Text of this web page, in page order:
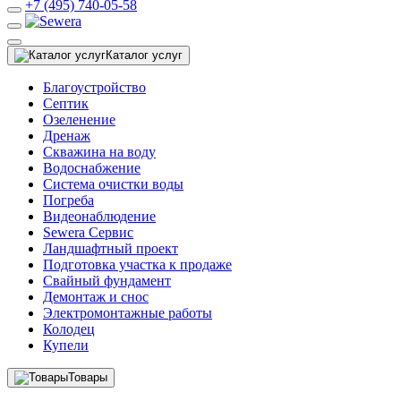
+7 (495) 740-05-58
Каталог услуг
Благоустройство
Септик
Озеленение
Дренаж
Скважина на воду
Водоснабжение
Система очистки воды
Погреба
Видеонаблюдение
Sewera Сервис
Ландшафтный проект
Подготовка участка к продаже
Свайный фундамент
Демонтаж и снос
Электромонтажные работы
Колодец
Купели
Товары